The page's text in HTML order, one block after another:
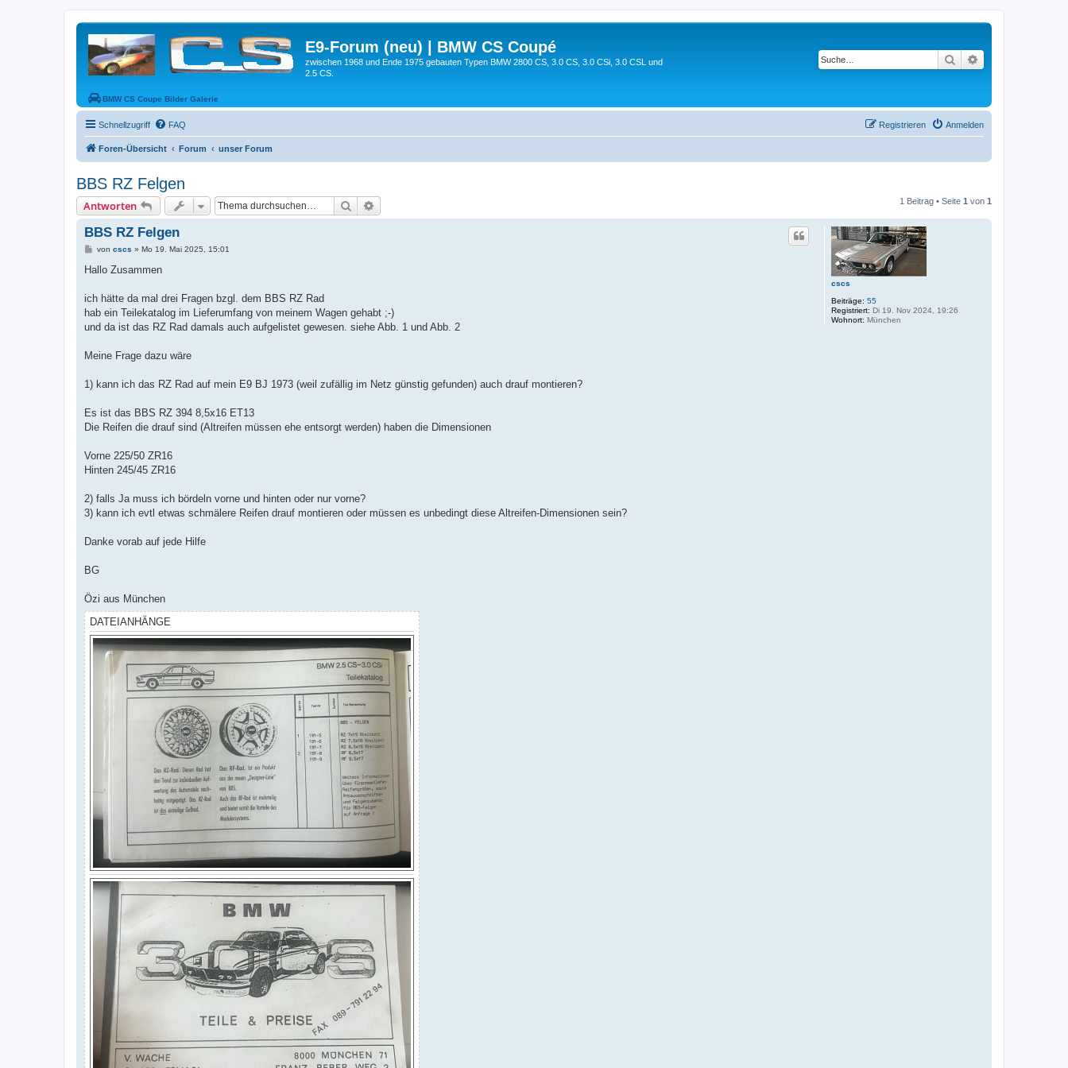
E9-Forum (neu) | BMW CS Coupé
zwischen 1968 und Ende 1975 gebauten Typen BMW 2800 CS, 3.0 CS, 3.0 CSi, 3.0 CSL und
2.5 CS.
BMW CS Coupe Bilder Galerie
Suche
Schnellzugriff FAQ Anmelden
Registrieren
Foren-Übersicht Forum unser Forum
BBS RZ Felgen
Antworten Suche 1 Beitrag • Seite 1 von 1
cscs
Beiträge: 55
Registriert: Di 19. Nov 2024, 19:26
Wohnort: München
BBS RZ Felgen
B
i
a
von cscs » Mo 19. Mai 2025, 15:01
Hallo Zusammen
ich hätte da mal drei Fragen bzgl. dem BBS RZ Rad
hab ein Teilekatalog im Lieferumfang von meinem Wagen gehabt ;-)
und da ist das RZ Rad damals auch aufgelistet gewesen. siehe Abb. 1 und Abb. 2
Meine Frage dazu wäre
1) kann ich das RZ Rad auf mein E9 BJ 1973 (weil zufällig im Netz günstig gefunden) auch drauf montieren?
Es ist das BBS RZ 394 8,5x16 ET13
Die Reifen die drauf sind (Altreifen müssen ehe entsorgt werden) haben die Dimensionen
Vorne 225/50 ZR16
Hinten 245/45 ZR16
2) falls Ja muss ich bördeln vorne und hinten oder nur vorne?
3) kann ich evtl etwas schmälere Reifen drauf montieren oder müssen es unbedingt diese Altreifen-Dimensionen sein?
Danke vorab auf jede Hilfe
BG
Özi aus München
DATEIANHÄNGE